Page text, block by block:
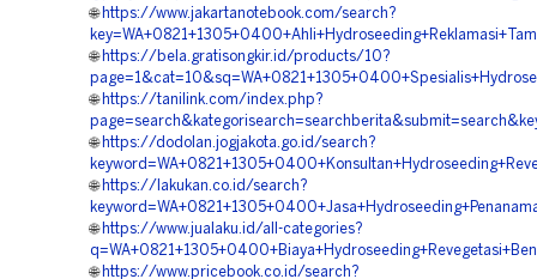
🌐 https://www.jakartanotebook.com/search?
🌐 https://bela.gratisongkir.id/products/10?
🌐 https://tanilink.com/index.php?
🌐 https://dodolan.jogjakota.go.id/search?
🌐 https://lakukan.co.id/search?
🌐 https://www.jualaku.id/all-categories?
🌐 https://www.pricebook.co.id/search?